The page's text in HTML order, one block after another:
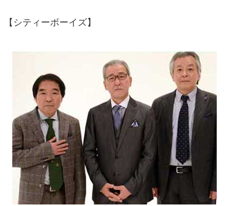
【シティーボーイズ】